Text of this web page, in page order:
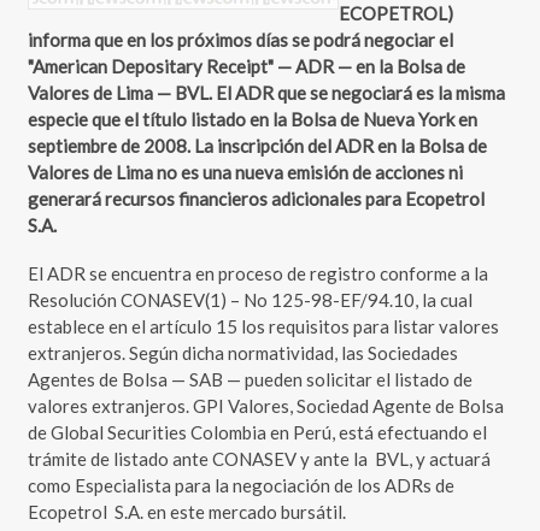
ECOPETROL)
informa que en los próximos días se podrá negociar el
"American Depositary Receipt" — ADR — en la Bolsa de
Valores de Lima — BVL. El ADR que se negociará es la misma
especie que el título listado en la Bolsa de Nueva York en
septiembre de 2008. La inscripción del ADR en la Bolsa de
Valores de Lima no es una nueva emisión de acciones ni
generará recursos financieros adicionales para Ecopetrol
S.A.
El ADR se encuentra en proceso de registro conforme a la
Resolución CONASEV(1) – No 125-98-EF/94.10, la cual
establece en el artículo 15 los requisitos para listar valores
extranjeros. Según dicha normatividad, las Sociedades
Agentes de Bolsa — SAB — pueden solicitar el listado de
valores extranjeros. GPI Valores, Sociedad Agente de Bolsa
de Global Securities Colombia en Perú, está efectuando el
trámite de listado ante CONASEV y ante la BVL, y actuará
como Especialista para la negociación de los ADRs de
Ecopetrol S.A. en este mercado bursátil.